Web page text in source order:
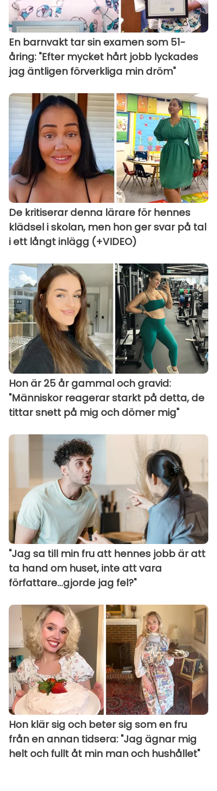
En barnvakt tar sin examen som 51-
åring: "Efter mycket hårt jobb lyckades
jag äntligen förverkliga min dröm"
De kritiserar denna lärare för hennes
klädsel i skolan, men hon ger svar på tal
i ett långt inlägg (+VIDEO)
Hon är 25 år gammal och gravid:
"Människor reagerar starkt på detta, de
tittar snett på mig och dömer mig"
"Jag sa till min fru att hennes jobb är att
ta hand om huset, inte att vara
författare...gjorde jag fel?"
Hon klär sig och beter sig som en fru
från en annan tidsera: "Jag ägnar mig
helt och fullt åt min man och hushållet"